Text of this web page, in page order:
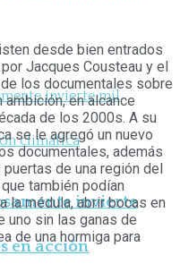
invierte
en acción
desde bien entrados
Jacques Cousteau y el
los documentales sobre
en alcance
de los 2000s. A su
se le agregó un nuevo
documentales, además
de una región del
también podían
la médula, abrir bocas en
uno sin las ganas de
de una hormiga para